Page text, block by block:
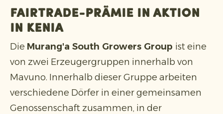
Fairtrade-Prämie in Aktion
in Kenia
Die Murang'a South Growers Group ist eine
von zwei Erzeugergruppen innerhalb von
Mavuno. Innerhalb dieser Gruppe arbeiten
verschiedene Dörfer in einer gemeinsamen
Genossenschaft zusammen, in der